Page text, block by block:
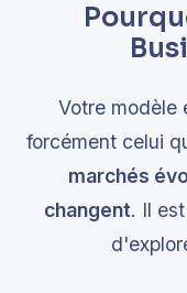
Votre modèle
forcément celui
marchés
changent. Il